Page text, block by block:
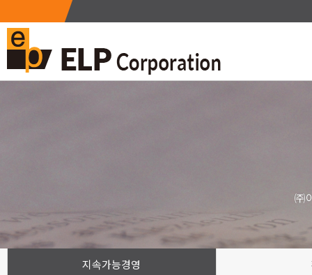
㈜
지속가능경영